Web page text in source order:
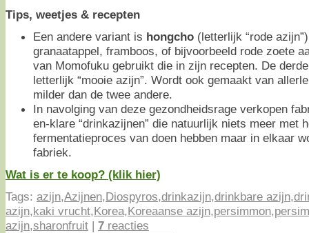
Tips, weetjes & recepten
Een andere variant is hongcho (letterlijk “rode
granaatappel, framboos, of bijvoorbeeld rode zoete
van Momofuku gebruikt die in zijn recepten. De
letterlijk “mooie azijn”. Wordt ook gemaakt van
milder dan de twee andere.
In navolging van deze gezondheidsrage verkopen
en-klare “drinkazijnen” die natuurlijk niets meer met
fermentatieproces van doen hebben maar in elkaar
fabriek.
Wat is er te koop? (klik hier)
Tags: azijn,Azijnen,Diospyros,drinkazijn,drinkbare azijn,
azijn,kaki vrucht,Korea,Koreaanse azijn,persimmon,
azijn,sharonfruit | 7 reacties